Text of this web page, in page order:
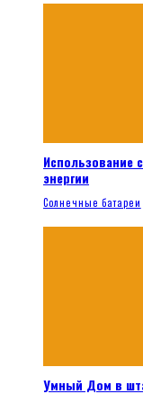
Использование
энергии
Солнечные батареи
Умный Дом в